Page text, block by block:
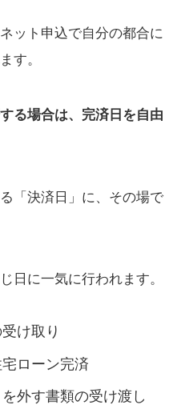
ット申込で自分の都合に
す。
る場合は、完済日を自由
「決済日」に、その場で
日に一気に行われます。
け取り
ローン完済
外す書類の受け渡し